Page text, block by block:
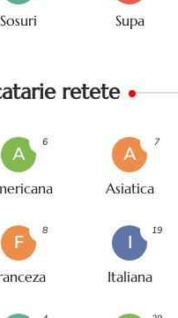
Sosuri Supa
retete
A
6
A
Asiatica
7
F
8
I
Italiana
19